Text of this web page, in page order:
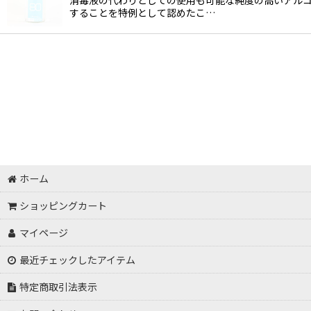
することを特例として認めたこ…
ホーム
ショッピングカート
マイページ
最近チェックしたアイテム
特定商取引法表示